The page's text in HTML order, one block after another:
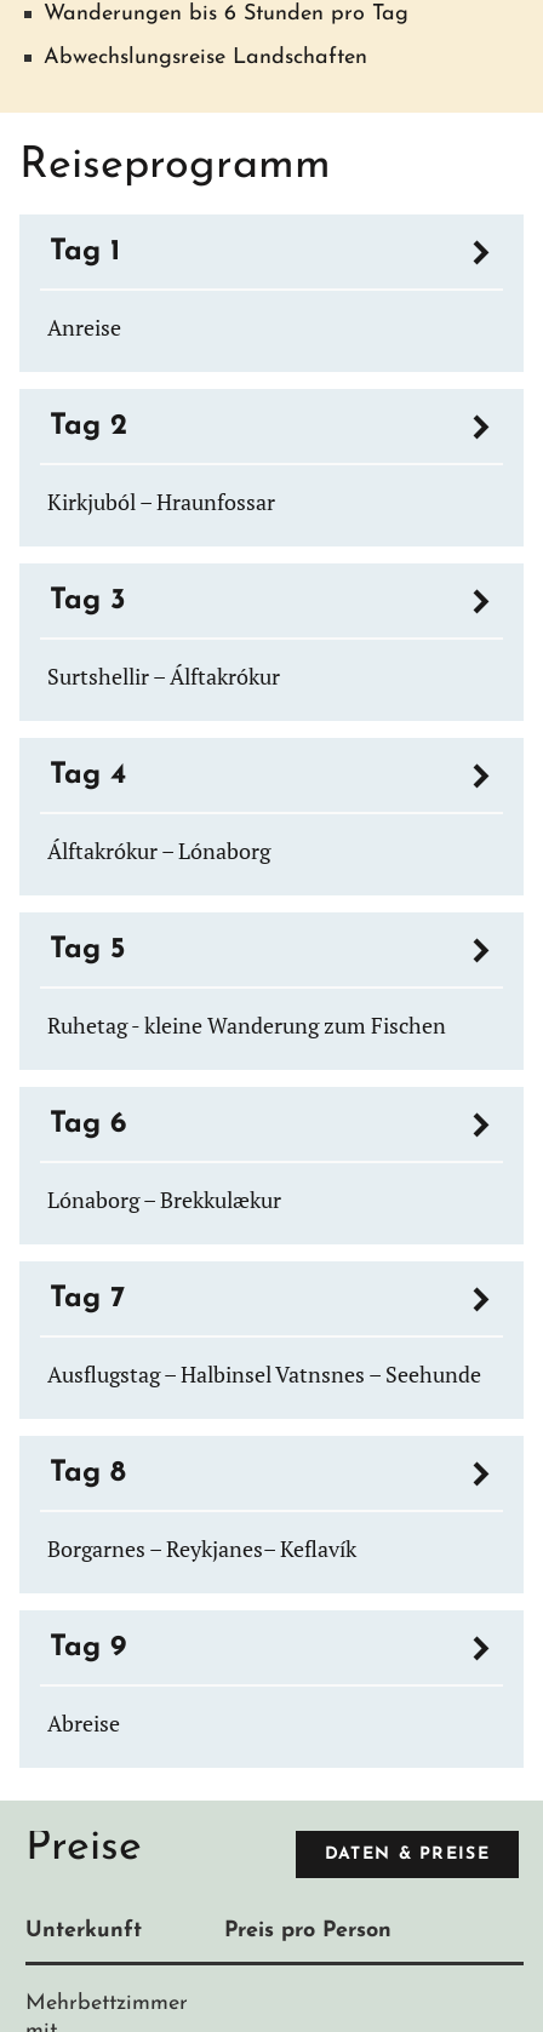
Wanderungen bis 6 Stunden pro Tag
Abwechslungsreise Landschaften
Reiseprogramm
Tag 1
Anreise
Tag 2
Kirkjuból – Hraunfossar
Tag 3
Surtshellir – Álftakrókur
Tag 4
Álftakrókur – Lónaborg
Tag 5
Ruhetag - kleine Wanderung zum Fischen
Tag 6
Lónaborg – Brekkulækur
Tag 7
Ausflugstag – Halbinsel Vatnsnes – Seehunde
Tag 8
Borgarnes – Reykjanes– Keflavík
Tag 9
Abreise
DATEN & PREISE
Preise
Unterkunft Preis pro Person
Mehrbettzimmer